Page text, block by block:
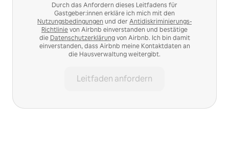
Durch das Anfordern dieses Leitfadens für
Gastgeber:innen erkläre ich mich mit den
Nutzungsbedingungen und der Antidiskriminierungs-
Richtlinievon Airbnb einverstanden und bestätige
die Datenschutzerklärungvon Airbnb. Ich bin damit
einverstanden, dass Airbnb meine Kontaktdaten an
die Hausverwaltung weitergibt.
Leitfaden anfordern